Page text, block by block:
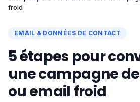
froid
EMAIL & DONNÉES DE CONTACT
5 étapes pour
une campagne
ou email froid